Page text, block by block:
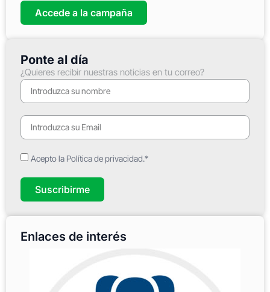
Accede a la campaña
Ponte al día
¿Quieres recibir nuestras noticias en tu correo?
Acepto la Política de privacidad.*
Suscribirme
Enlaces de interés